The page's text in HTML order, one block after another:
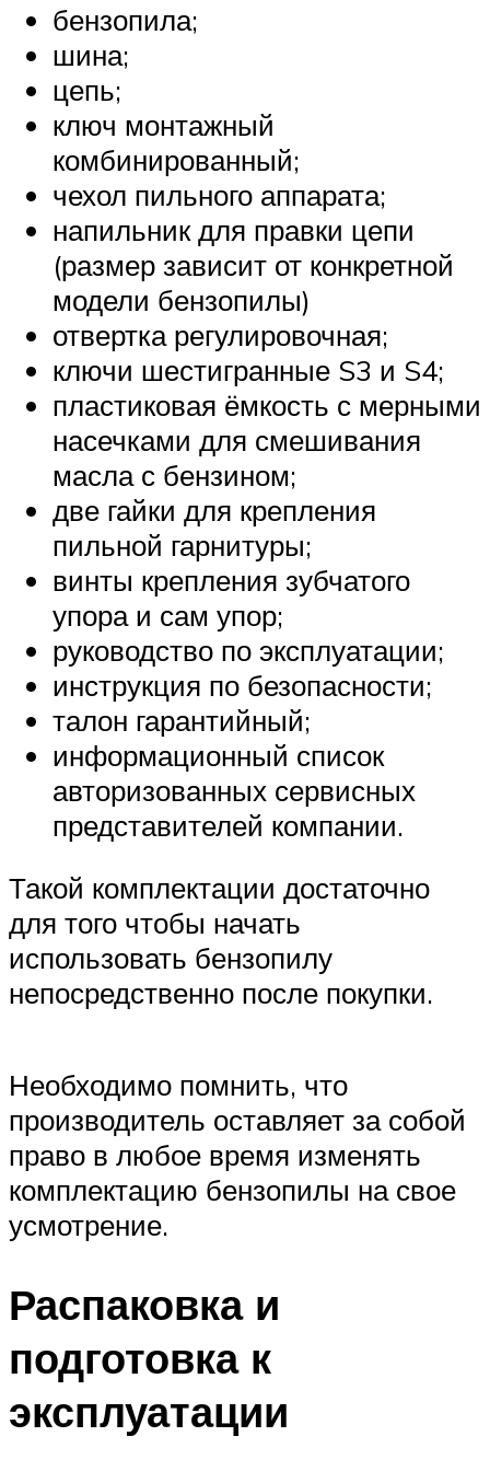
бензопила;
шина;
цепь;
ключ монтажный
комбинированный;
чехол пильного аппарата;
напильник для правки цепи
(размер зависит от конкретной
модели бензопилы)
отвертка регулировочная;
ключи шестигранные S3 и S4;
пластиковая ёмкость с мерными
насечками для смешивания
масла с бензином;
две гайки для крепления
пильной гарнитуры;
винты крепления зубчатого
упора и сам упор;
руководство по эксплуатации;
инструкция по безопасности;
талон гарантийный;
информационный список
авторизованных сервисных
представителей компании.
Такой комплектации достаточно
для того чтобы начать
использовать бензопилу
непосредственно после покупки.
Необходимо помнить, что
производитель оставляет за собой
право в любое время изменять
комплектацию бензопилы на свое
усмотрение.
Распаковка и
подготовка к
эксплуатации